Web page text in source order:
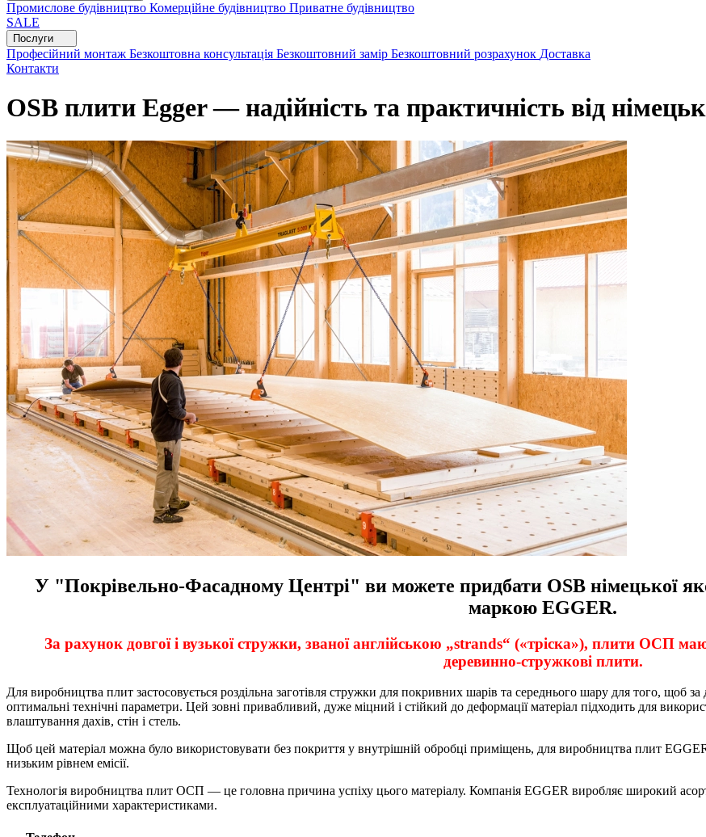
Промислове будівництво Комерційне будівництво Приватне будівництво
SALE
Послуги
Професійний монтаж Безкоштовна консультація Безкоштовний замір Безкоштовний розрахунок Доставка
Контакти
OSB плити Egger — надійність та практичність від
У "Покрівельно-Фасадному Центрі" ви можете придбати OSB німецької
маркою EGGER.
За рахунок довгої і вузької стружки, званої англійською „strands“ («тріска»), плити ОСП
деревинно-стружкові плити.
Для виробництва плит застосовується роздільна заготівля стружки для покривних шарів та середнього шару для того, щоб
оптимальні технічні параметри. Цей зовні привабливий, дуже міцний і стійкий до деформації матеріал підходить для
влаштування дахів, стін і стель.
Щоб цей матеріал можна було використовувати без покриття у внутрішній обробці приміщень, для виробництва плит
низьким рівнем емісії.
Технологія виробництва плит ОСП — це головна причина успіху цього матеріалу. Компанія EGGER виробляє широкий
експлуатаційними характеристиками.